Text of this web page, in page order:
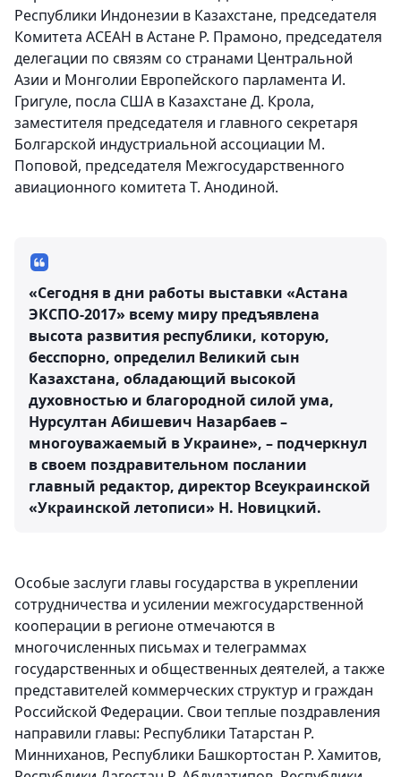
Республики Индонезии в Казахстане, председателя
Комитета АСЕАН в Астане Р. Прамоно, председателя
делегации по связям со странами Центральной
Азии и Монголии Европейского парламента И.
Григуле, посла США в Казахстане Д. Крола,
заместителя председателя и главного секретаря
Болгарской индустриальной ассоциации М.
Поповой, председателя Межгосударственного
авиационного комитета Т. Анодиной.
«Сегодня в дни работы выставки «Астана
ЭКСПО-2017» всему миру предъявлена
высота развития республики, которую,
бесспорно, определил Великий сын
Казахстана, обладающий высокой
духовностью и благородной силой ума,
Нурсултан Абишевич Назарбаев –
многоуважаемый в Украине», – подчеркнул
в своем поздравительном послании
главный редактор, директор Всеукраинской
«Украинской летописи» Н. Новицкий.
Особые заслуги главы государства в укреплении
сотрудничества и усилении межгосударственной
кооперации в регионе отмечаются в
многочисленных письмах и телеграммах
государственных и общественных деятелей, а также
представителей коммерческих структур и граждан
Российской Федерации. Свои теплые поздравления
направили главы: Республики Татарстан Р.
Минниханов, Республики Башкортостан Р. Хамитов,